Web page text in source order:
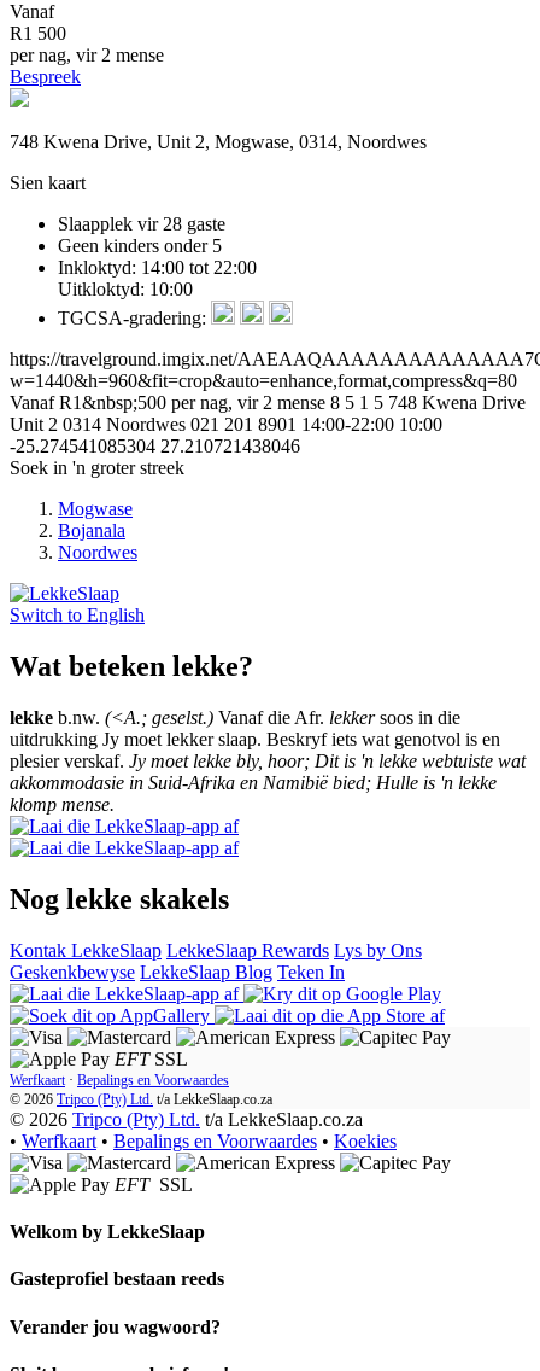
Vanaf
R1 500
per nag, vir 2 mense
Bespreek
748 Kwena Drive, Unit 2, Mogwase, 0314, Noordwes
Sien kaart
Slaapplek vir 28 gaste
Geen kinders onder 5
Inkloktyd: 14:00 tot 22:00
Uitkloktyd: 10:00
TGCSA-gradering:
https://travelground.imgix.net/
w=1440&h=960&fit=crop&auto=enhance,format,compress&q=80
Vanaf R1&nbsp;500 per nag, vir 2 mense 8 5 1 5 748 Kwena Drive
Unit 2 0314 Noordwes 021 201 8901 14:00-22:00 10:00
-25.274541085304 27.210721438046
Soek in 'n groter streek
Mogwase
Bojanala
Noordwes
Switch to English
Wat beteken lekke?
lekke b.nw. (<A.; geselst.) Vanaf die Afr. lekkersoos in die
uitdrukking Jy moet lekker slaap. Beskryf iets wat genotvol is en
plesier verskaf. Jy moet lekke bly, hoor; Dit is 'n lekke webtuiste wat
akkommodasie in Suid-Afrika en Namibië bied; Hulle is 'n lekke
klomp mense.
Nog lekke skakels
Kontak LekkeSlaap LekkeSlaap Rewards Lys by Ons
Geskenkbewyse LekkeSlaap Blog Teken In
EFT SSL
Werfkaart · Bepalings en Voorwaardes
© 2026 Tripco (Pty) Ltd. t/a LekkeSlaap.co.za
© 2026 Tripco (Pty) Ltd. t/a LekkeSlaap.co.za
• Werfkaart • Bepalings en Voorwaardes • Koekies
EFT SSL
Welkom by LekkeSlaap
Gasteprofiel bestaan ​​reeds
Verander jou wagwoord?